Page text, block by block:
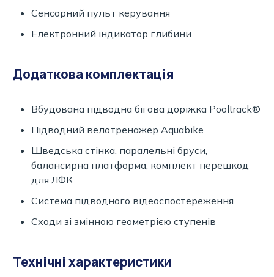
Сенсорний пульт керування
Електронний індикатор глибини
Додаткова комплектація
Вбудована підводна бігова доріжка Pooltrack®
Підводний велотренажер Aquabike
Шведська стінка, паралельні бруси,
балансирна платформа, комплект перешкод
для ЛФК
Система підводного відеоспостереження
Сходи зі змінною геометрією ступенів
Технічні характеристики